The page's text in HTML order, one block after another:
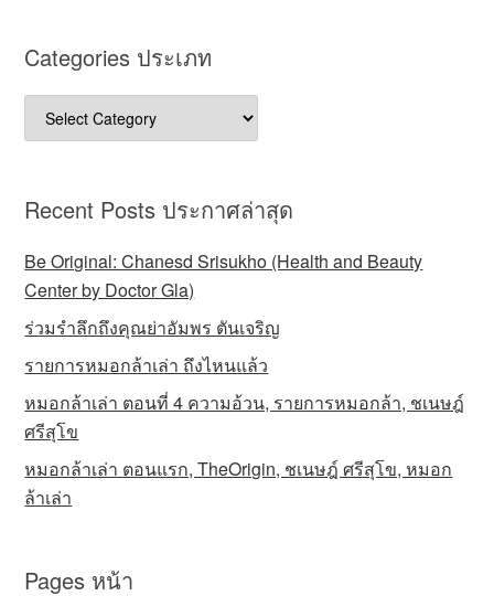
Categories ประเภท
Categories
ประเภท
Recent Posts ประกาศล่าสุด
Be Original: Chanesd Srisukho (Health and Beauty
Center by Doctor Gla)
ร่วมรำลึกถึงคุณย่าอัมพร ตันเจริญ
รายการหมอกล้าเล่า ถึงไหนแล้ว
หมอกล้าเล่า ตอนที่ 4 ความอ้วน, รายการหมอกล้า, ชเนษฎ์
ศรีสุโข
หมอกล้าเล่า ตอนแรก, TheOrigin, ชเนษฎ์ ศรีสุโข, หมอก
ล้าเล่า
Pages หน้า